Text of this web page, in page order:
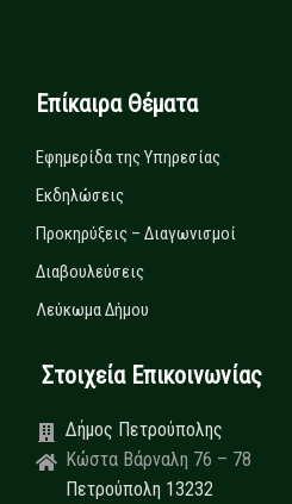
Επίκαιρα Θέματα
Εφημερίδα της Υπηρεσίας
Εκδηλώσεις
Προκηρύξεις – Διαγωνισμοί
Διαβουλεύσεις
Λεύκωμα Δήμου
Στοιχεία Επικοινωνίας
Δήμος Πετρούπολης
Κώστα Βάρναλη 76 – 78
Πετρούπολη 13232